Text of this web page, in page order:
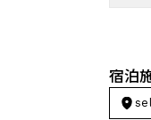
宿泊